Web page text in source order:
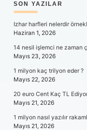
SON YAZILAR
Izhar harfleri nelerdir
Haziran 1, 2026
14 nesil işlemci ne zaman
Mayıs 23, 2026
1 milyon kaç trilyon eder ?
Mayıs 22, 2026
20 euro Cent Kaç TL
Mayıs 21, 2026
1 milyon nasıl yazılır
Mayıs 21, 2026